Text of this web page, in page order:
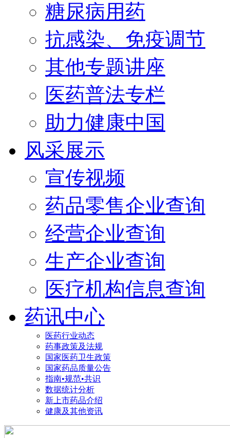
糖尿病用药
抗感染、免疫调节
其他专题讲座
医药普法专栏
助力健康中国
风采展示
宣传视频
药品零售企业查询
经营企业查询
生产企业查询
医疗机构信息查询
药讯中心
医药行业动态
药事政策及法规
国家医药卫生政策
国家药品质量公告
指南•规范•共识
数据统计分析
新上市药品介绍
健康及其他资讯